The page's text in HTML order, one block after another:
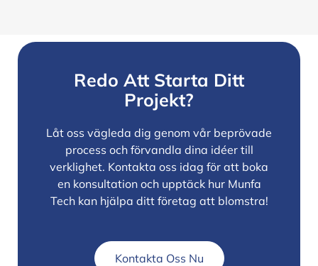
Redo Att Starta Ditt
Projekt?
Låt oss vägleda dig genom vår beprövade
process och förvandla dina idéer till
verklighet. Kontakta oss idag för att boka
en konsultation och upptäck hur Munfa
Tech kan hjälpa ditt företag att blomstra!
Kontakta Oss Nu